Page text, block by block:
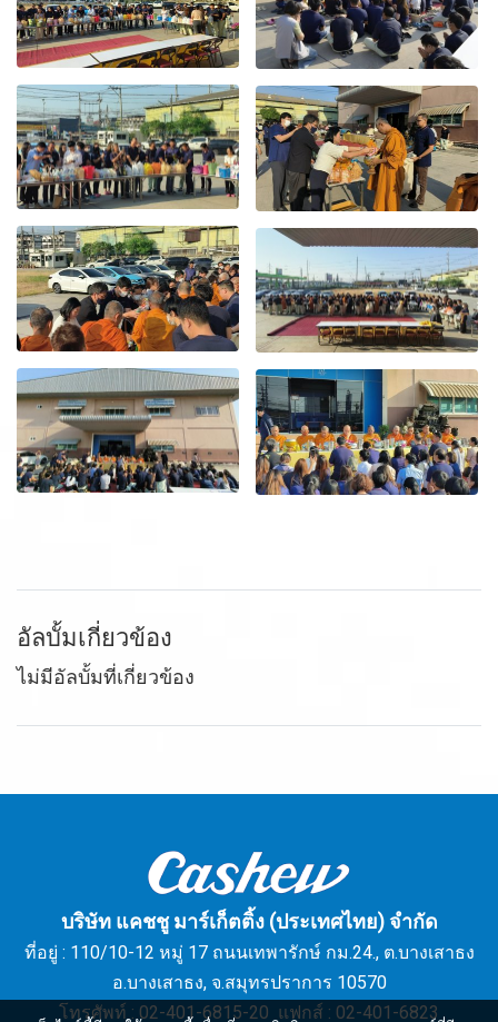
อัลบั้มเกี่ยวข้อง
ไม่มีอัลบั้มที่เกี่ยวข้อง
บริษัท แคชชู มาร์เก็ตติ้ง (ประเทศไทย) จำกัด
ที่อยู่ : 110/10-12 หมู่ 17 ถนนเทพารักษ์ กม.24., ต.บางเสาธง
อ.บางเสาธง, จ.สมุทรปราการ 10570
โทรศัพท์ : 02-401-6815-20 แฟกส์ : 02-401-6823